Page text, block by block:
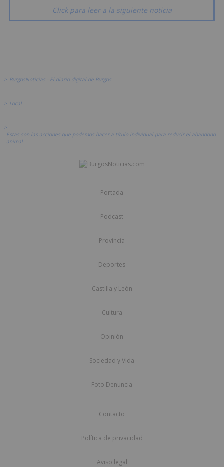
Click para leer a la siguiente noticia
> BurgosNoticias - El diario digital de Burgos
> Local
>
Estas son las acciones que podemos hacer a título individual para reducir el abandono
animal
Portada
Podcast
Provincia
Deportes
Castilla y León
Cultura
Opinión
Sociedad y Vida
Foto Denuncia
Contacto
Política de privacidad
Aviso legal